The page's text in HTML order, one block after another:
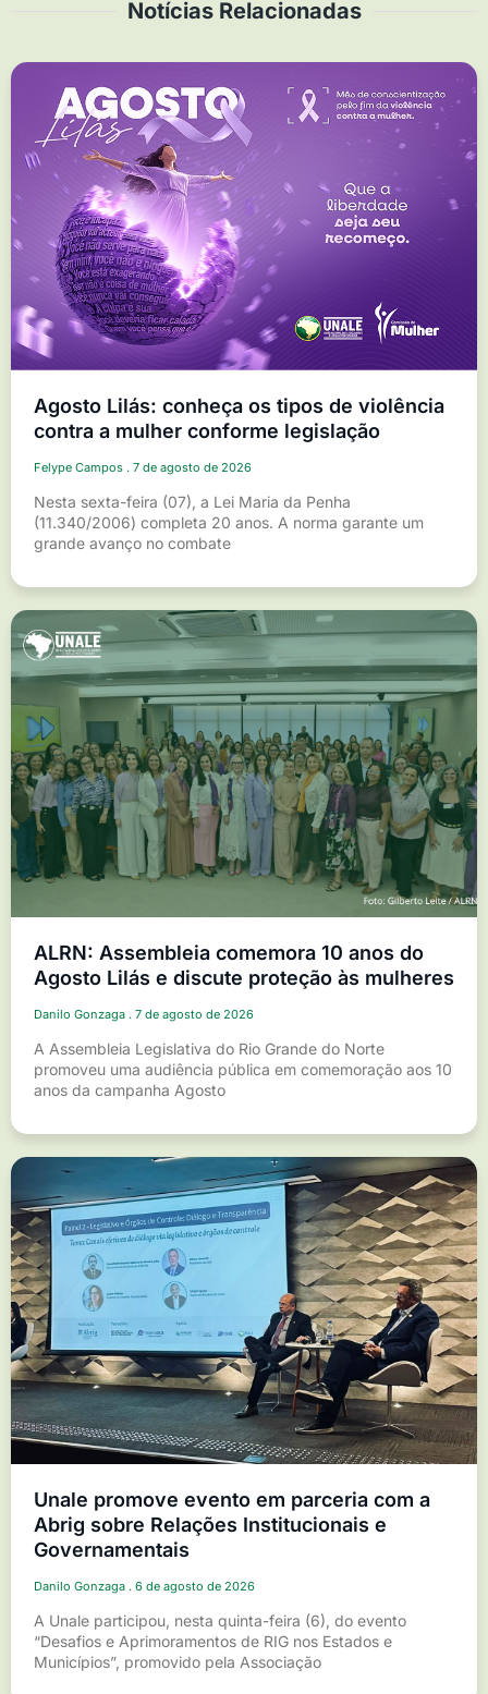
Notícias Relacionadas
Agosto Lilás: conheça os tipos de violência
contra a mulher conforme legislação
Felype Campos 7 de agosto de 2026
Nesta sexta-feira (07), a Lei Maria da Penha
(11.340/2006) completa 20 anos. A norma garante um
grande avanço no combate
ALRN: Assembleia comemora 10 anos do
Agosto Lilás e discute proteção às mulheres
Danilo Gonzaga 7 de agosto de 2026
A Assembleia Legislativa do Rio Grande do Norte
promoveu uma audiência pública em comemoração aos 10
anos da campanha Agosto
Unale promove evento em parceria com a
Abrig sobre Relações Institucionais e
Governamentais
Danilo Gonzaga 6 de agosto de 2026
A Unale participou, nesta quinta-feira (6), do evento
“Desafios e Aprimoramentos de RIG nos Estados e
Municípios”, promovido pela Associação